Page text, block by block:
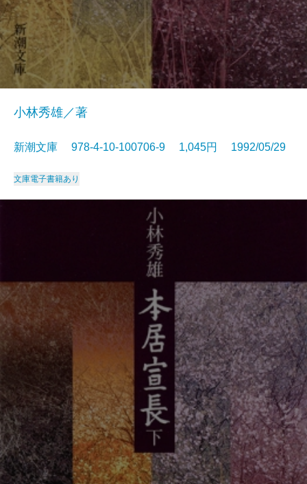
小林秀雄／著
新潮文庫 978-4-10-100706-9 1,045円 1992/05/29
文庫電子書籍あり